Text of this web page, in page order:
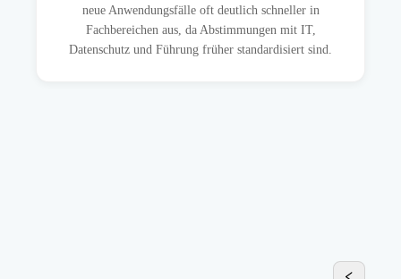
neue Anwendungsfälle oft deutlich schneller in
Fachbereichen aus, da Abstimmungen mit IT,
Datenschutz und Führung früher standardisiert sind.